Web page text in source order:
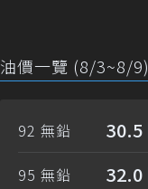
油價一覽 (8/3~8/9)
92 無鉛 30.5
95 無鉛 32.0